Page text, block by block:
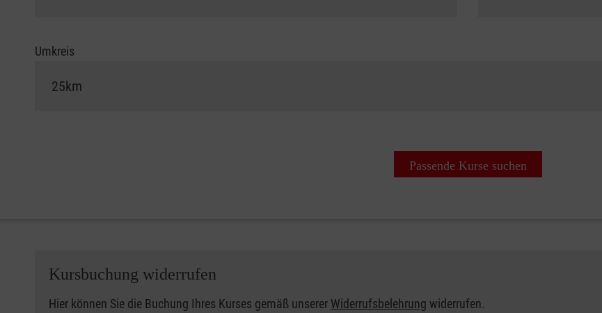
Umkreis
Passende Kurse suchen
Kursbuchung widerrufen
Hier können Sie die Buchung Ihres Kurses gemäß unserer Widerrufsbelehrung widerrufen.